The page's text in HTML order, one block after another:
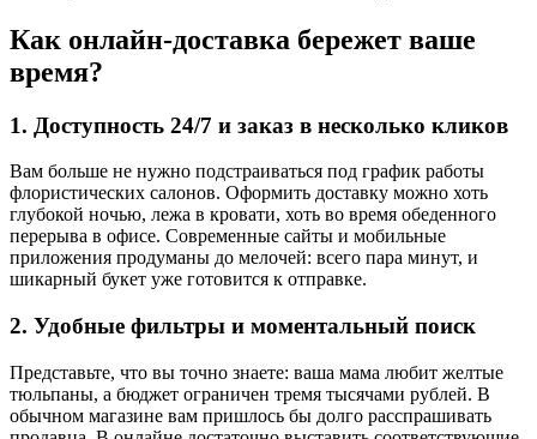
Как онлайн-доставка бережет ваше
время?
1. Доступность 24/7 и заказ в несколько кликов
Вам больше не нужно подстраиваться под график работы
флористических салонов. Оформить доставку можно хоть
глубокой ночью, лежа в кровати, хоть во время обеденного
перерыва в офисе. Современные сайты и мобильные
приложения продуманы до мелочей: всего пара минут, и
шикарный букет уже готовится к отправке.
2. Удобные фильтры и моментальный поиск
Представьте, что вы точно знаете: ваша мама любит желтые
тюльпаны, а бюджет ограничен тремя тысячами рублей. В
обычном магазине вам пришлось бы долго расспрашивать